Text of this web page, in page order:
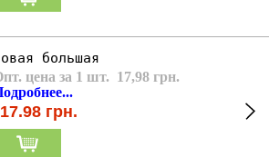
большая
цена за 1 шт. 17,98 грн.
17.98 грн.